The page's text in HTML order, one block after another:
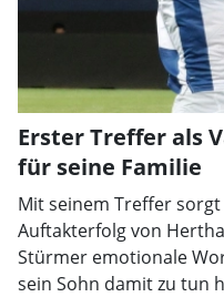
Erster Treffer als
für seine Familie
Mit seinem Treffer
Auftakterfolg von
Stürmer emotionale
sein Sohn damit zu tun